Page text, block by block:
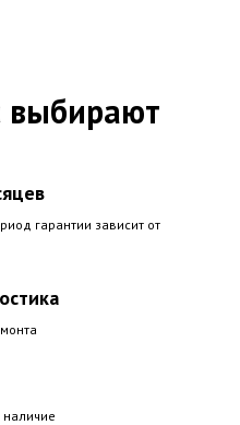
выбирают
гарантии зависит от